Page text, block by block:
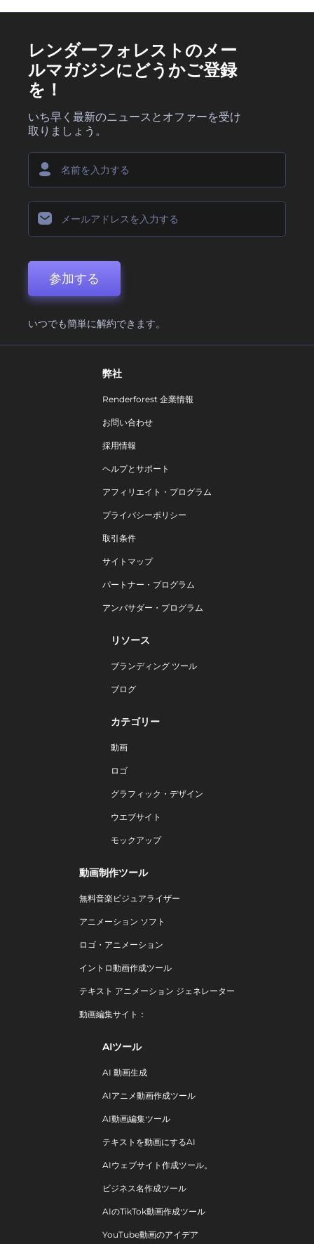
レンダーフォレストのメー
ルマガジンにどうかご登録
を！
いち早く最新のニュースとオファーを受け
取りましょう。
参加する
いつでも簡単に解約できます。
弊社
Renderforest 企業情報
お問い合わせ
採用情報
ヘルプとサポート
アフィリエイト・プログラム
プライバシーポリシー
取引条件
サイトマップ
パートナー・プログラム
アンバサダー・プログラム
リソース
ブランディング ツール
ブログ
カテゴリー
動画
ロゴ
グラフィック・デザイン
ウエブサイト
モックアップ
動画制作ツール
無料音楽ビジュアライザー
アニメーション ソフト
ロゴ・アニメーション
イントロ動画作成ツール
テキスト アニメーション ジェネレーター
動画編集サイト：
AIツール
AI 動画生成
AIアニメ動画作成ツール
AI動画編集ツール
テキストを動画にするAI
AIウェブサイト作成ツール。
ビジネス名作成ツール
AIのTikTok動画作成ツール
YouTube動画のアイデア